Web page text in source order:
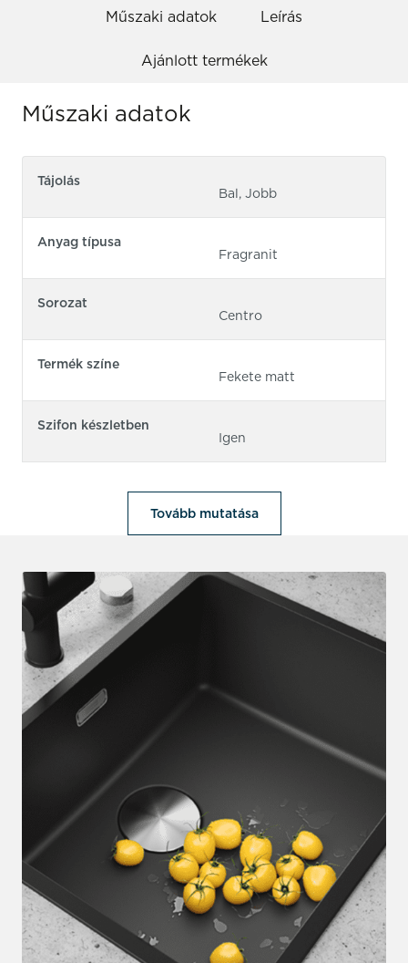
Műszaki adatok Leírás
Ajánlott termékek
Műszaki adatok
Tájolás
Bal, Jobb
Anyag típusa
Fragranit
Sorozat
Centro
Termék színe
Fekete matt
Szifon készletben
Igen
Tovább mutatása